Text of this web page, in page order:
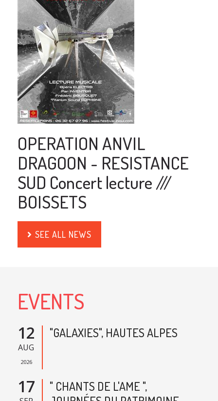
OPERATION ANVIL
DRAGOON - RESISTANCE
SUD Concert lecture ///
BOISSETS
SEE ALL NEWS
EVENTS
12
AUG
2026
"GALAXIES", HAUTES ALPES
17
" CHANTS DE L'AME ",